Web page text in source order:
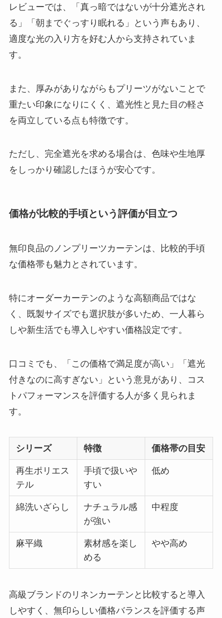
レビューでは、「真っ暗ではないが十分遮光され
る」「朝までぐっすり眠れる」という声もあり、
適度な光の入り方を好む人から支持されていま
す。
また、厚みがありながらもプリーツがないことで
重たい印象になりにくく、遮光性と見た目の軽さ
を両立している点も特徴です。
ただし、完全遮光を求める場合は、色味や生地厚
をしっかり確認したほうが安心です。
価格が比較的手頃という評価が目立つ
無印良品のノンプリーツカーテンは、比較的手頃
な価格帯も魅力とされています。
特にオーダーカーテンのような高額商品ではな
く、既製サイズでも選択肢が多いため、一人暮ら
しや新生活でも導入しやすい価格設定です。
口コミでも、「この価格で満足度が高い」「遮光
付きなのに高すぎない」という意見があり、コス
トパフォーマンスを評価する人が多く見られま
す。
シリーズ 特徴 価格帯の目安
再生ポリエス
テル
手頃で扱いや
すい
低め
綿洗いざらし
ナチュラル感
が強い
中程度
麻平織
素材感を楽し
める
やや高め
高級ブランドのリネンカーテンと比較すると導入
しやすく、無印らしい価格バランスを評価する声